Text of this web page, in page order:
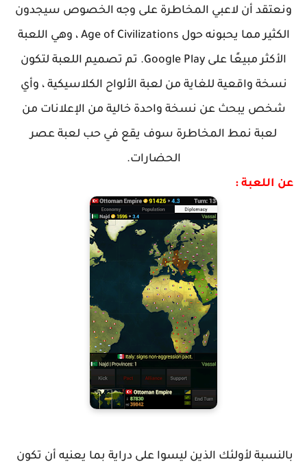
ونعتقد أن لاعبي المخاطرة على وجه الخصوص سيجدون
الكثير مما يحبونه حول Age of Civilizations ، وهي اللعبة
الأكثر مبيعًا على Google Play. تم تصميم اللعبة لتكون
نسخة واقعية للغاية من لعبة الألواح الكلاسيكية ، وأي
شخص يبحث عن نسخة واحدة خالية من الإعلانات من
لعبة نمط المخاطرة سوف يقع في حب لعبة عصر
الحضارات.
عن اللعبة :
بالنسبة لأولئك الذين ليسوا على دراية بما يعنيه أن تكون